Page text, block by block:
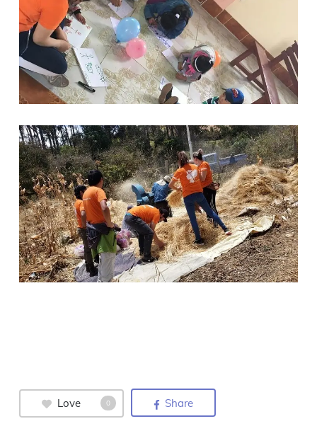
Love 0 Share